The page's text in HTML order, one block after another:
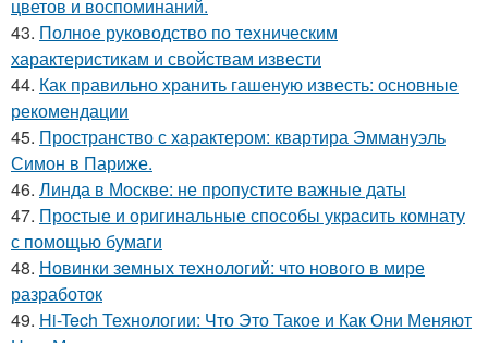
цветов и воспоминаний.
43. Полное руководство по техническим
характеристикам и свойствам извести
44. Как правильно хранить гашеную известь: основные
рекомендации
45. Пространство с характером: квартира Эммануэль
Симон в Париже.
46. Линда в Москве: не пропустите важные даты
47. Простые и оригинальные способы украсить комнату
с помощью бумаги
48. Новинки земных технологий: что нового в мире
разработок
49. Hi-Tech Технологии: Что Это Такое и Как Они Меняют